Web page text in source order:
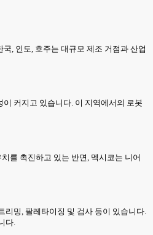
, 인도, 호주는 대규모 제조 거점과 산업
커지고 있습니다. 이 지역에서의 로봇
를 촉진하고 있는 반면, 멕시코는 니어
리밍, 팔레타이징 및 검사 등이 있습니다.
다.